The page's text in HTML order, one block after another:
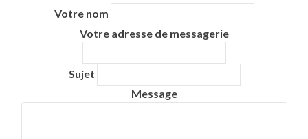
Votre nom
Votre adresse de messagerie
Sujet
Message